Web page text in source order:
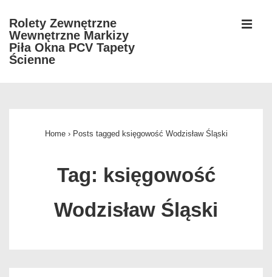
Skip
Main
Rolety Zewnętrzne
Wewnętrzne Markizy
Piła Okna PCV Tapety
Ścienne
Home › Posts tagged księgowość Wodzisław Śląski
Tag: księgowość
Wodzisław Śląski